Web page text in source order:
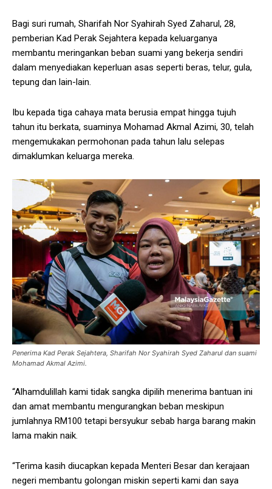
Bagi suri rumah, Sharifah Nor Syahirah Syed Zaharul, 28,
pemberian Kad Perak Sejahtera kepada keluarganya
membantu meringankan beban suami yang bekerja sendiri
dalam menyediakan keperluan asas seperti beras, telur, gula,
tepung dan lain-lain.
Ibu kepada tiga cahaya mata berusia empat hingga tujuh
tahun itu berkata, suaminya Mohamad Akmal Azimi, 30, telah
mengemukakan permohonan pada tahun lalu selepas
dimaklumkan keluarga mereka.
Penerima Kad Perak Sejahtera, Sharifah Nor Syahirah Syed Zaharul dan suami
Mohamad Akmal Azimi.
“Alhamdulillah kami tidak sangka dipilih menerima bantuan ini
dan amat membantu mengurangkan beban meskipun
jumlahnya RM100 tetapi bersyukur sebab harga barang makin
lama makin naik.
“Terima kasih diucapkan kepada Menteri Besar dan kerajaan
negeri membantu golongan miskin seperti kami dan saya